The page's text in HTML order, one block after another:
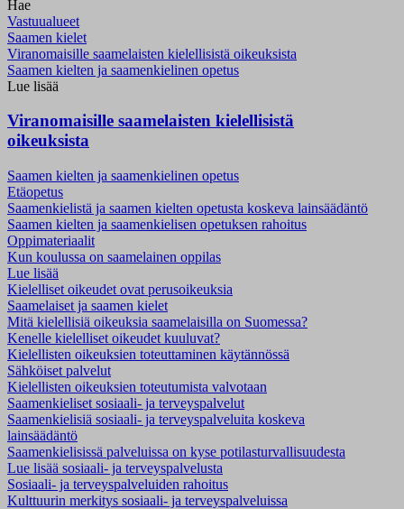
Hae
Vastuualueet
Saamen kielet
Viranomaisille saamelaisten kielellisistä oikeuksista
Saamen kielten ja saamenkielinen opetus
Lue lisää
Viranomaisille saamelaisten kielellisistä
oikeuksista
Saamen kielten ja saamenkielinen opetus
Etäopetus
Saamenkielistä ja saamen kielten opetusta koskeva lainsäädäntö
Saamen kielten ja saamenkielisen opetuksen rahoitus
Oppimateriaalit
Kun koulussa on saamelainen oppilas
Lue lisää
Kielelliset oikeudet ovat perusoikeuksia
Saamelaiset ja saamen kielet
Mitä kielellisiä oikeuksia saamelaisilla on Suomessa?
Kenelle kielelliset oikeudet kuuluvat?
Kielellisten oikeuksien toteuttaminen käytännössä
Sähköiset palvelut
Kielellisten oikeuksien toteutumista valvotaan
Saamenkieliset sosiaali- ja terveyspalvelut
Saamenkielisiä sosiaali- ja terveyspalveluita koskeva
lainsäädäntö
Saamenkielisissä palveluissa on kyse potilasturvallisuudesta
Lue lisää sosiaali- ja terveyspalvelusta
Sosiaali- ja terveyspalveluiden rahoitus
Kulttuurin merkitys sosiaali- ja terveyspalveluissa